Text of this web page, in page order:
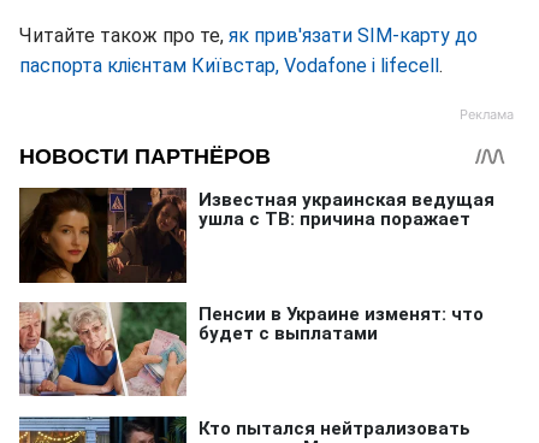
Читайте також про те, як прив'язати SIM-карту до
паспорта клієнтам Київстар, Vodafone і lifecell.